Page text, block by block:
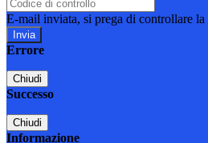
E-mail inviata, si prega di controllare la
Errore
Chiudi
Successo
Chiudi
Informazione